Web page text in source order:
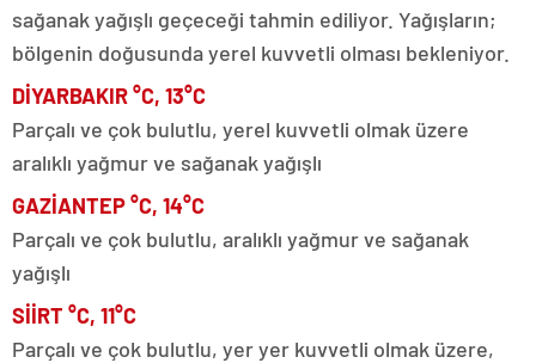
sağanak yağışlı geçeceği tahmin ediliyor. Yağışların;
bölgenin doğusunda yerel kuvvetli olması bekleniyor.
DİYARBAKIR °C, 13°C
Parçalı ve çok bulutlu, yerel kuvvetli olmak üzere
aralıklı yağmur ve sağanak yağışlı
GAZİANTEP °C, 14°C
Parçalı ve çok bulutlu, aralıklı yağmur ve sağanak
yağışlı
SİİRT °C, 11°C
Parçalı ve çok bulutlu, yer yer kuvvetli olmak üzere,